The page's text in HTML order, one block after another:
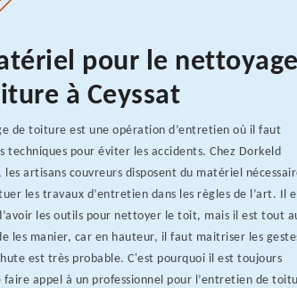
pour le nettoyage
à Ceyssat
de toiture est une opération d’entretien où il faut
techniques pour éviter les accidents. Chez Dorkeld
les artisans couvreurs disposent du matériel
les travaux d’entretien dans les règles de l’art. Il
les outils pour nettoyer le toit, mais il est tout
les manier, car en hauteur, il faut maitriser les
est très probable. C'est pourquoi il est toujours
faire appel à un professionnel pour l’entretien de